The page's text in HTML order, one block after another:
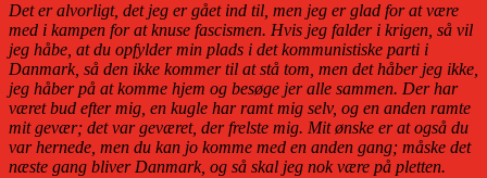
Det er alvorligt, det jeg er gået ind til, men jeg er glad for at være
med i kampen for at knuse fascismen. Hvis jeg falder i krigen, så vil
jeg håbe, at du opfylder min plads i det kommunistiske parti i
Danmark, så den ikke kommer til at stå tom, men det håber jeg ikke,
jeg håber på at komme hjem og besøge jer alle sammen. Der har
været bud efter mig, en kugle har ramt mig selv, og en anden ramte
mit gevær; det var geværet, der frelste mig. Mit ønske er at også du
var hernede, men du kan jo komme med en anden gang; måske det
næste gang bliver Danmark, og så skal jeg nok være på pletten.